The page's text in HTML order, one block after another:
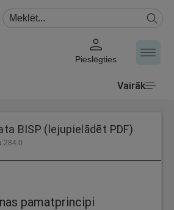
Pieslēgties
Vairāk
BISP (lejupielādēt PDF)
284.0
pamatprincipi